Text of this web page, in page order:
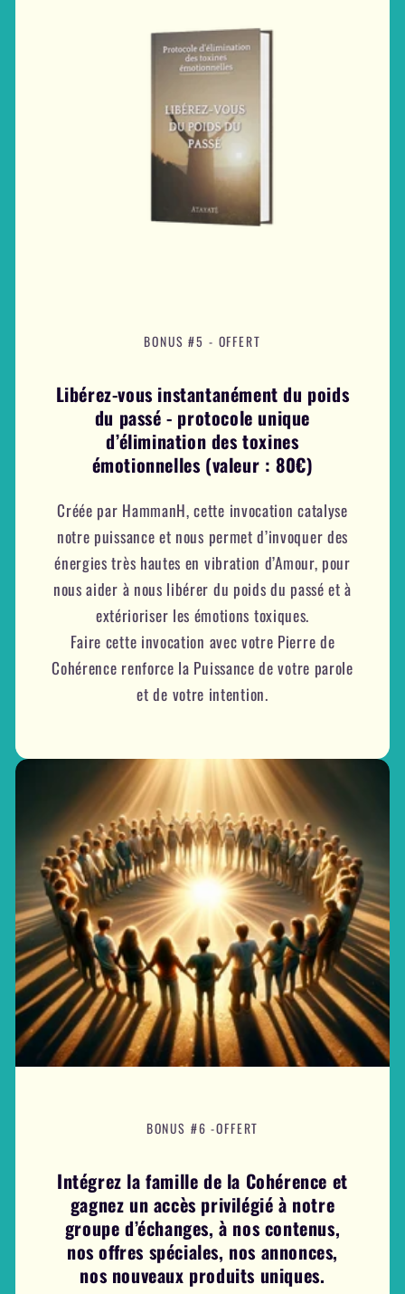
BONUS #5 - OFFERT
Libérez-vous instantanément du poids
du passé - protocole unique
d’élimination des toxines
émotionnelles (valeur : 80€)
Créée par HammanH, cette invocation catalyse
notre puissance et nous permet d’invoquer des
énergies très hautes en vibration d’Amour, pour
nous aider à nous libérer du poids du passé et à
extérioriser les émotions toxiques.
Faire cette invocation avec votre Pierre de
Cohérence renforce la Puissance de votre parole
et de votre intention.
BONUS #6 -OFFERT
Intégrez la famille de la Cohérence et
gagnez un accès privilégié à notre
groupe d’échanges, à nos contenus,
nos offres spéciales, nos annonces,
nos nouveaux produits uniques.